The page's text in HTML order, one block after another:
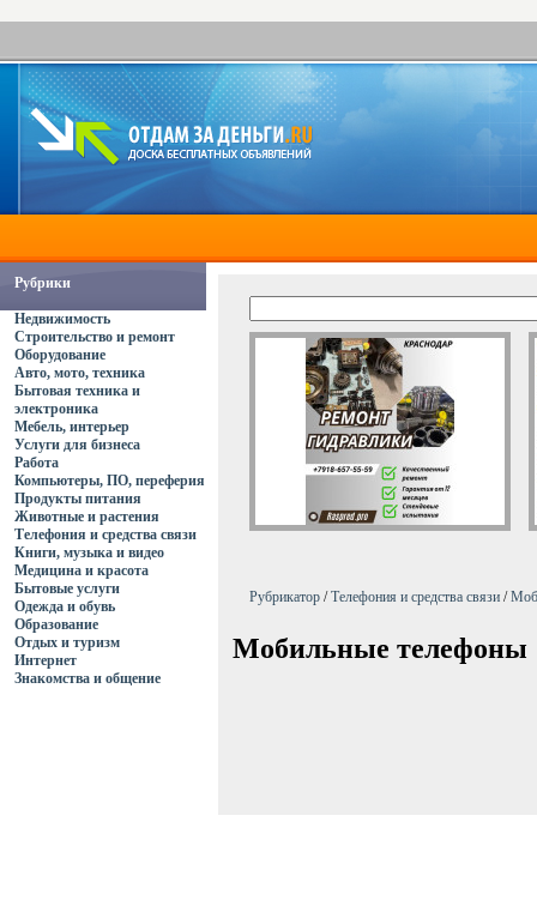
Рубрики
Недвижимость
Строительство и ремонт
Оборудование
Авто, мото, техника
Бытовая техника и
электроника
Мебель, интерьер
Услуги для бизнеса
Работа
Компьютеры, ПО, переферия
Продукты питания
Животные и растения
Телефония и средства связи
Книги, музыка и видео
Медицина и красота
Бытовые услуги
Одежда и обувь
Образование
Отдых и туризм
Интернет
Знакомства и общение
Рубрикатор /Телефония и средства связи /
Мобильные телефоны